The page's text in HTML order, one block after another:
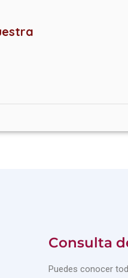
Consulta
Puedes conocer